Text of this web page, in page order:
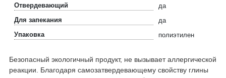
Отвердевающий
да
Для запекания
да
Упаковка
полиэтилен
Безопасный экологичный продукт, не вызывает аллергической
реакции. Благодаря самозатвердевающему свойству глины